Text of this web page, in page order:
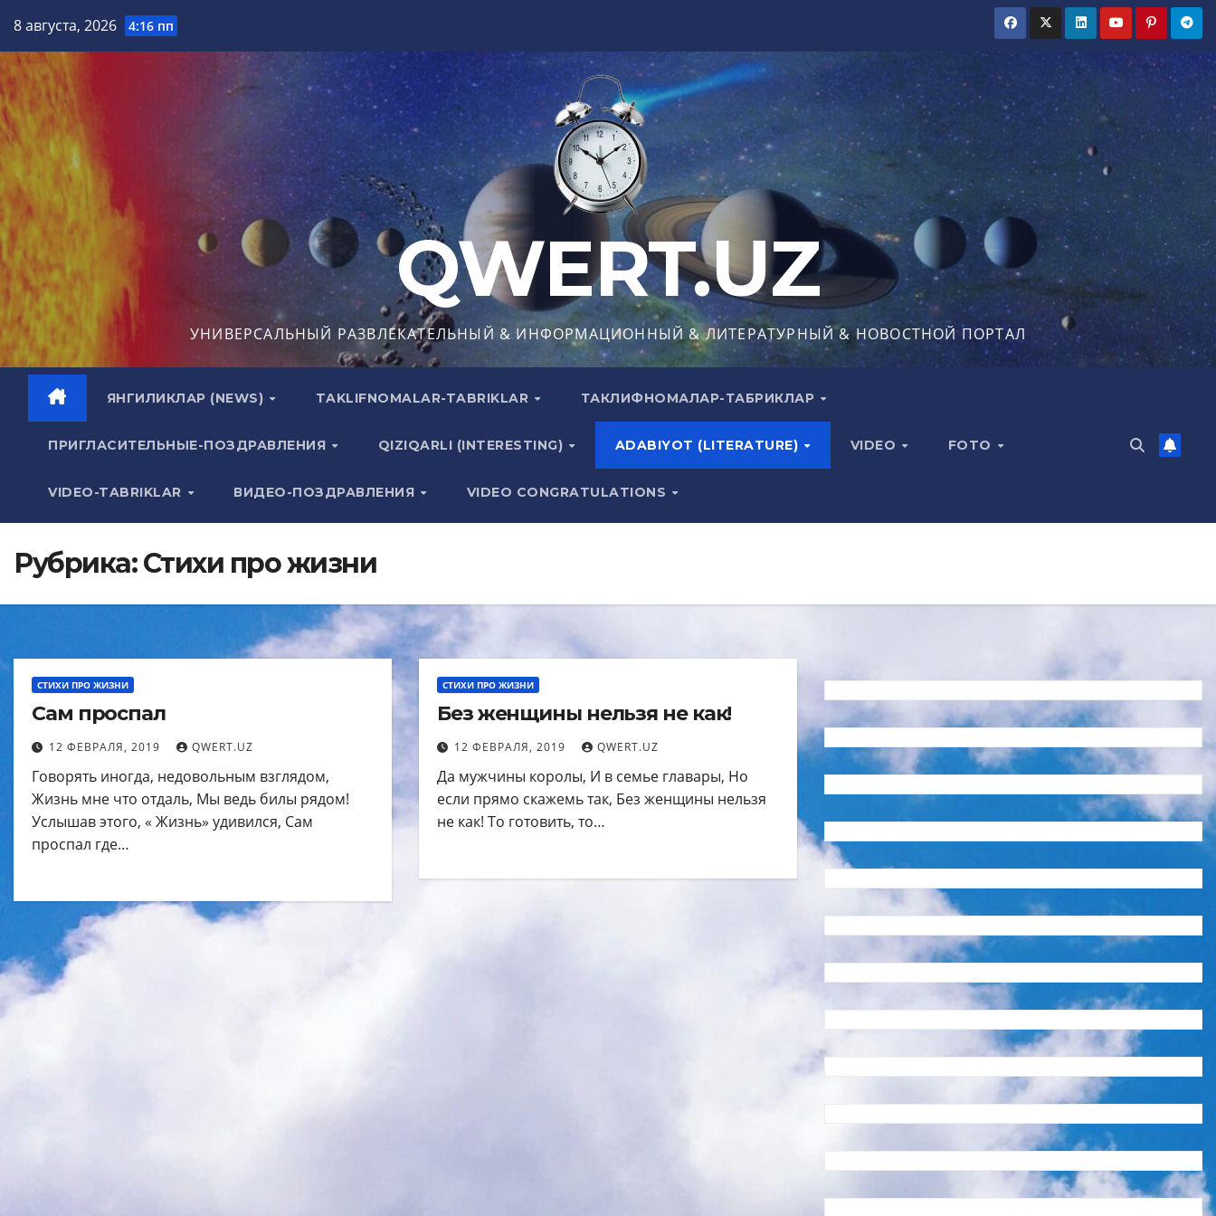
содержимому
8 августа, 2026 4:16 пп
QWERT.UZ
УНИВЕРСАЛЬНЫЙ РАЗВЛЕКАТЕЛЬНЫЙ & ИНФОРМАЦИОННЫЙ & ЛИТЕРАТУРНЫЙ & НОВОСТНОЙ ПОРТАЛ
ЯНГИЛИКЛАР (NEWS) TAKLIFNOMALAR-TABRIKLAR ТАКЛИФНОМАЛАР-ТАБРИКЛАР
ПРИГЛАСИТЕЛЬНЫЕ-ПОЗДРАВЛЕНИЯ QIZIQARLI (INTERESTING) ADABIYOT (LITERATURE) VIDEO FOTO
VIDEO-TABRIKLAR ВИДЕО-ПОЗДРАВЛЕНИЯ VIDEO CONGRATULATIONS
Рубрика:Стихи про жизни
СТИХИ ПРО ЖИЗНИ
Сам проспал
12 ФЕВРАЛЯ, 2019 QWERT.UZ
Говорять иногда, недовольным взглядом,
Жизнь мне что отдаль, Мы ведь билы рядом!
Услышав этого, « Жизнь» удивился, Сам
проспал где…
СТИХИ ПРО ЖИЗНИ
Без женщины нельзя не как!
12 ФЕВРАЛЯ, 2019 QWERT.UZ
Да мужчины королы, И в семье главары, Но
если прямо скажемь так, Без женщины нельзя
не как! То готовить, то…